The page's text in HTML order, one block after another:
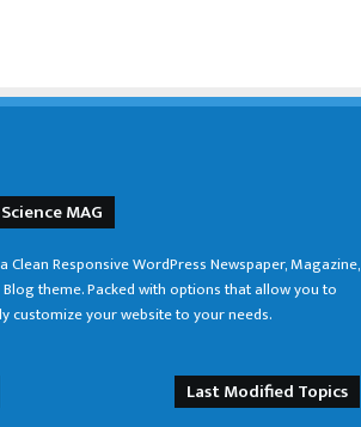
MAG
Clean Responsive WordPress Newspaper, Magazine,
Blog theme. Packed with options that allow you to
customize your website to your needs.
Last Modified Topics